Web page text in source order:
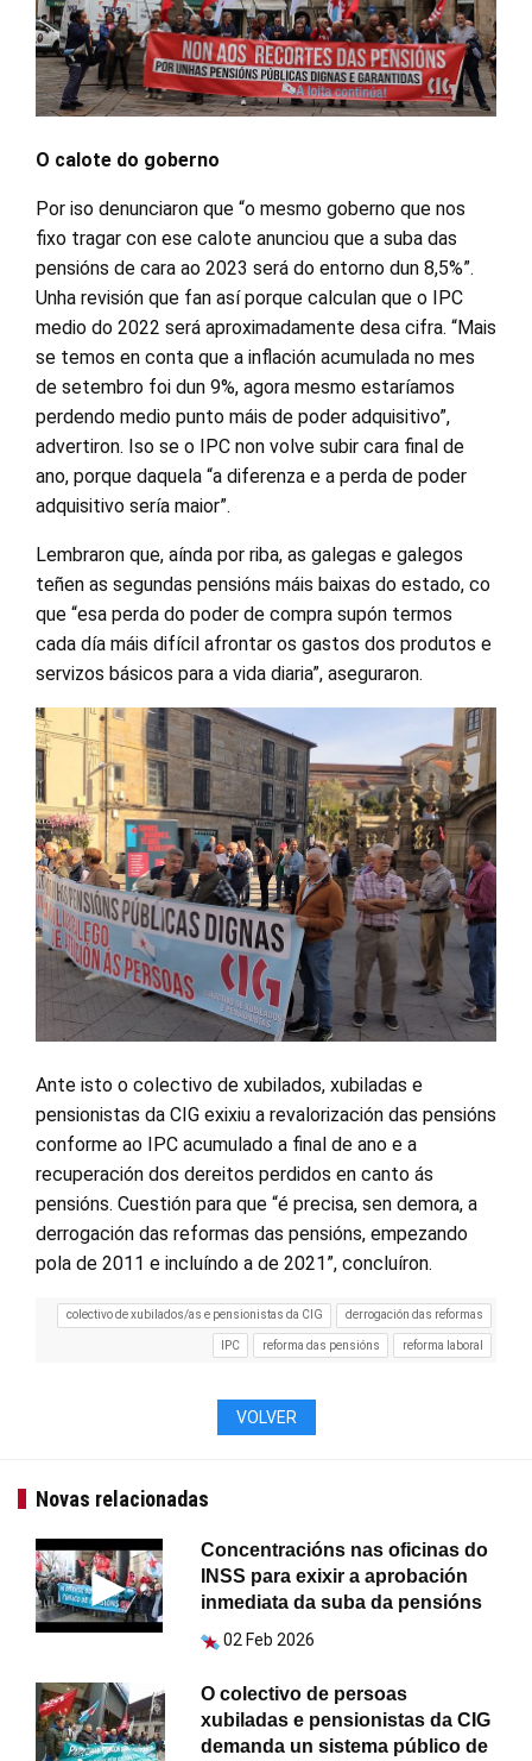
O calote do goberno
Por iso denunciaron que “o mesmo goberno que nos
fixo tragar con ese calote anunciou que a suba das
pensións de cara ao 2023 será do entorno dun 8,5%”.
Unha revisión que fan así porque calculan que o IPC
medio do 2022 será aproximadamente desa cifra. “Mais
se temos en conta que a inflación acumulada no mes
de setembro foi dun 9%, agora mesmo estaríamos
perdendo medio punto máis de poder adquisitivo”,
advertiron. Iso se o IPC non volve subir cara final de
ano, porque daquela “a diferenza e a perda de poder
adquisitivo sería maior”.
Lembraron que, aínda por riba, as galegas e galegos
teñen as segundas pensións máis baixas do estado, co
que “esa perda do poder de compra supón termos
cada día máis difícil afrontar os gastos dos produtos e
servizos básicos para a vida diaria”, aseguraron.
Ante isto o colectivo de xubilados, xubiladas e
pensionistas da CIG exixiu a revalorización das pensións
conforme ao IPC acumulado a final de ano e a
recuperación dos dereitos perdidos en canto ás
pensións. Cuestión para que “é precisa, sen demora, a
derrogación das reformas das pensións, empezando
pola de 2011 e incluíndo a de 2021”, concluíron.
colectivo de xubilados/as e pensionistas da CIG derrogación das reformas
IPC reforma das pensións reforma laboral
VOLVER
Novas relacionadas
Concentracións nas oficinas do
INSS para exixir a aprobación
inmediata da suba da pensións
02 Feb 2026
O colectivo de persoas
xubiladas e pensionistas da CIG
demanda un sistema público de